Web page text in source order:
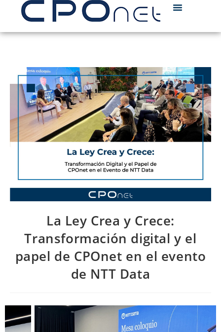
La Ley Crea y Crece:
Transformación digital y el
papel de CPOnet en el evento
de NTT Data